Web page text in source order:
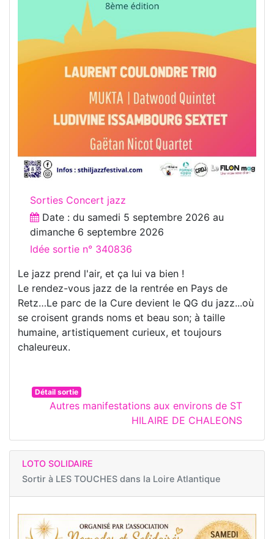
Sorties Concert jazz
Date : du samedi 5 septembre 2026 au
dimanche 6 septembre 2026
Idée sortie n° 340836
Le jazz prend l'air, et ça lui va bien !
Le rendez-vous jazz de la rentrée en Pays de
Retz…Le parc de la Cure devient le QG du jazz...où
se croisent grands noms et beau son; à taille
humaine, artistiquement curieux, et toujours
chaleureux.
Détail sortie
Autres manifestations aux environs de ST
HILAIRE DE CHALEONS
LOTO SOLIDAIRE
Sortir à LES TOUCHES dans la Loire Atlantique